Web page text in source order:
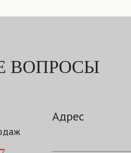
ВОПРОСЫ
Адрес